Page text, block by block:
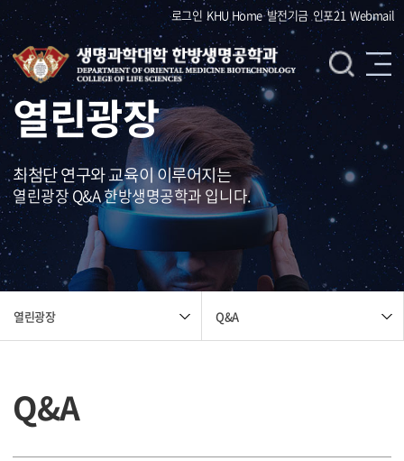
로그인 KHU Home 발전기금 인포21 Webmail
열린광장
최첨단 연구와 교육이 이루어지는
열린광장 Q&A 한방생명공학과 입니다.
열린광장 Q&A
Q&A